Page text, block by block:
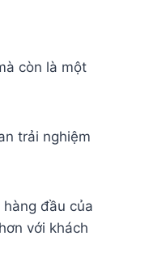
còn là một
trải nghiệm
đầu của
với khách